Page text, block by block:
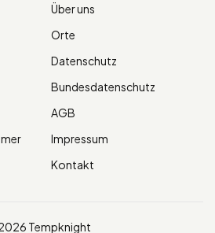
Über uns
Orte
Datenschutz
Bundesdatenschutz
AGB
Impressum
Kontakt
Tempknight